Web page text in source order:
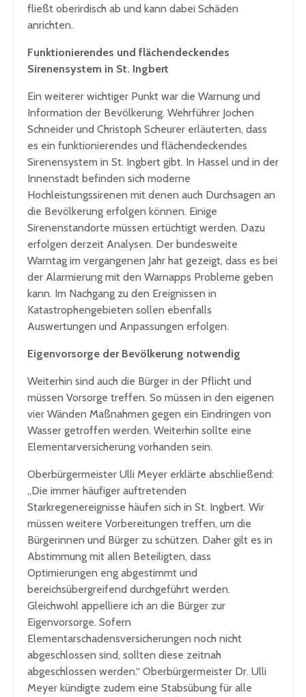
fließt oberirdisch ab und kann dabei Schäden
anrichten.
Funktionierendes und flächendeckendes
Sirenensystem in St. Ingbert
Ein weiterer wichtiger Punkt war die Warnung und
Information der Bevölkerung. Wehrführer Jochen
Schneider und Christoph Scheurer erläuterten, dass
es ein funktionierendes und flächendeckendes
Sirenensystem in St. Ingbert gibt. In Hassel und in der
Innenstadt befinden sich moderne
Hochleistungssirenen mit denen auch Durchsagen an
die Bevölkerung erfolgen können. Einige
Sirenenstandorte müssen ertüchtigt werden. Dazu
erfolgen derzeit Analysen. Der bundesweite
Warntag im vergangenen Jahr hat gezeigt, dass es bei
der Alarmierung mit den Warnapps Probleme geben
kann. Im Nachgang zu den Ereignissen in
Katastrophengebieten sollen ebenfalls
Auswertungen und Anpassungen erfolgen.
Eigenvorsorge der Bevölkerung notwendig
Weiterhin sind auch die Bürger in der Pflicht und
müssen Vorsorge treffen. So müssen in den eigenen
vier Wänden Maßnahmen gegen ein Eindringen von
Wasser getroffen werden. Weiterhin sollte eine
Elementarversicherung vorhanden sein.
Oberbürgermeister Ulli Meyer erklärte abschließend:
„Die immer häufiger auftretenden
Starkregenereignisse häufen sich in St. Ingbert. Wir
müssen weitere Vorbereitungen treffen, um die
Bürgerinnen und Bürger zu schützen. Daher gilt es in
Abstimmung mit allen Beteiligten, dass
Optimierungen eng abgestimmt und
bereichsübergreifend durchgeführt werden.
Gleichwohl appelliere ich an die Bürger zur
Eigenvorsorge. Sofern
Elementarschadensversicherungen noch nicht
abgeschlossen sind, sollten diese zeitnah
abgeschlossen werden.“ Oberbürgermeister Dr. Ulli
Meyer kündigte zudem eine Stabsübung für alle